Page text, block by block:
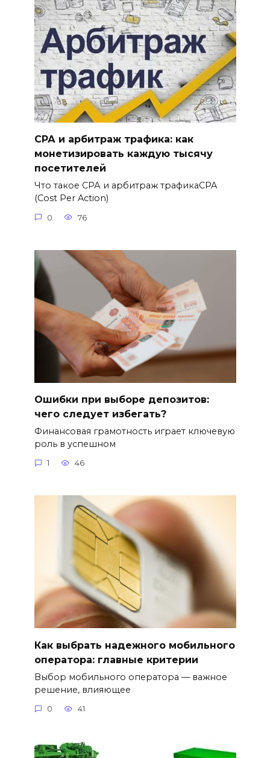
СРА и арбитраж трафика: как
монетизировать каждую тысячу
посетителей
Что такое СРА и арбитраж трафикаCPA
(Cost Per Action)
0 76
Ошибки при выборе депозитов:
чего следует избегать?
Финансовая грамотность играет ключевую
роль в успешном
1 46
Как выбрать надежного мобильного
оператора: главные критерии
Выбор мобильного оператора — важное
решение, влияющее
0 41